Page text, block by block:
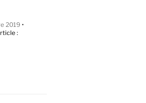
2019 •
: